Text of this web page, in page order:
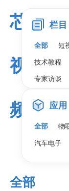
芯
视
频
栏目
全部 短
技术教程
专家访谈
应用
全部 物
汽车电子
全部